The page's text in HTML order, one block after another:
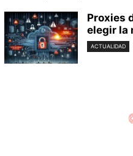
Proxies
elegir la
ACTUALIDAD